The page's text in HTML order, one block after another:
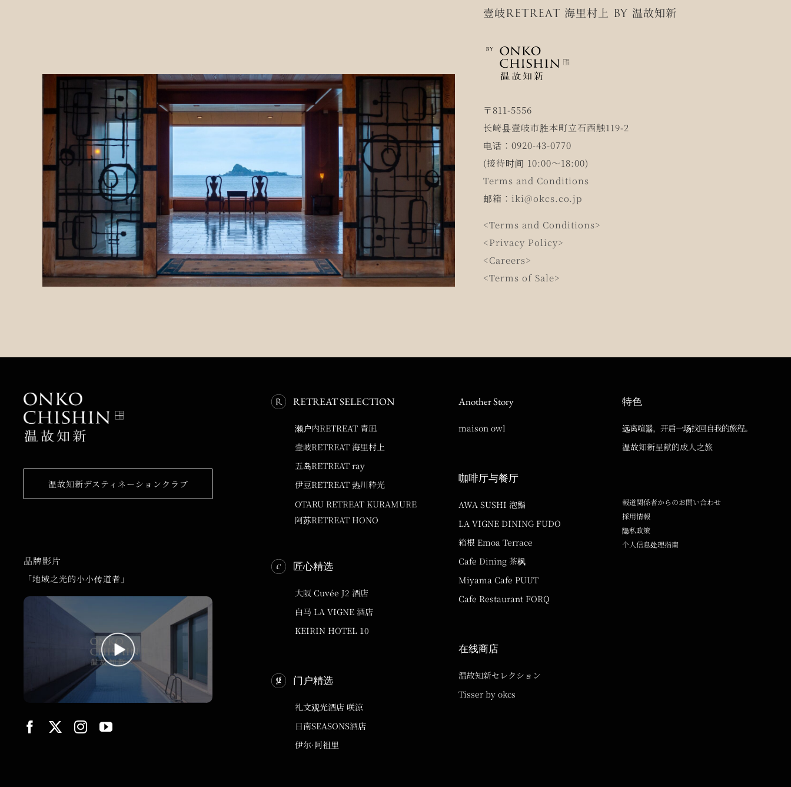
壹岐RETREAT 海里村上 BY 温故知新
〒811-5556
长崎县壹岐市胜本町立石西触119-2
电话：0920-43-0770
(接待时间 10:00～18:00)
Terms and Conditions
邮箱： iki@okcs.co.jp
<Terms and Conditions>
<Privacy Policy>
<Careers>
<Terms of Sale>
温故知新デスティネーションクラブ
品牌影片
「地域之光的小小传道者」
RETREAT SELECTION
濑户内RETREAT 青凪
壹岐RETREAT 海里村上
五岛RETREAT ray
伊豆RETREAT 热川粋光
OTARU RETREAT KURAMURE
阿苏RETREAT HONO
匠心精选
大阪 Cuvée J2 酒店
白马 LA VIGNE 酒店
KEIRIN HOTEL 10
门户精选
礼文观光酒店 咲涼
日南SEASONS酒店
伊尔·阿祖里
Another Story
maison owl
咖啡厅与餐厅
AWA SUSHI 泡鮨
LA VIGNE DINING FUDO
箱根 Emoa Terrace
Cafe Dining 茶枫
Miyama Cafe PUUT
Cafe Restaurant FORQ
在线商店
温故知新セレクション
Tisser by okcs
特色
远离喧嚣，开启一场找回自我的旅程。
温故知新呈献的成人之旅
報道関係者からのお問い合わせ
採用情報
隐私政策
个人信息处理指南